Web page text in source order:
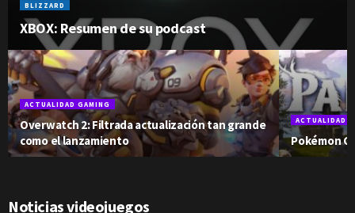
BLIZZARD
XBOX: Resumen de su podcast
ACTUALIDAD GAMING
Overwatch 2: Filtrada actualización tan grande
como el lanzamiento
ACTUALIDAD
Pokémon
Noticias videojuegos